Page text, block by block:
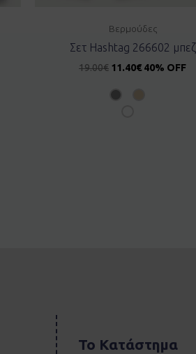
Βερμούδες
Σετ Hashtag 266602 μπεζ
19.00€ 11.40€ 40% OFF
Το Κατάστημα